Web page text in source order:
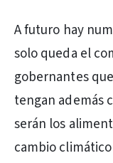
A futuro hay
solo queda el
gobernantes
tengan además
serán los
cambio